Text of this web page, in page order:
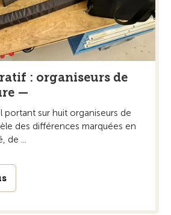
: organiseurs de
—
portant sur huit organiseurs de
des différences marquées en
de ...